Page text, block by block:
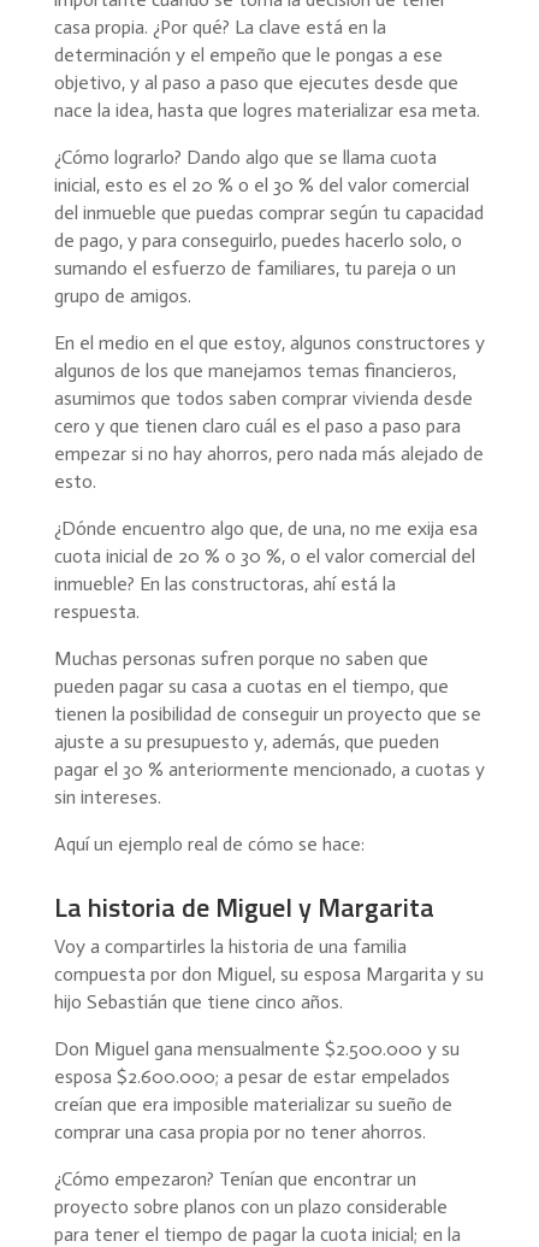
casa propia. ¿Por qué? La clave está en la
determinación y el empeño que le pongas a ese
objetivo, y al paso a paso que ejecutes desde que
nace la idea, hasta que logres materializar esa meta.
¿Cómo lograrlo? Dando algo que se llama cuota
inicial, esto es el 20 % o el 30 % del valor comercial
del inmueble que puedas comprar según tu capacidad
de pago, y para conseguirlo, puedes hacerlo solo, o
sumando el esfuerzo de familiares, tu pareja o un
grupo de amigos.
En el medio en el que estoy, algunos constructores y
algunos de los que manejamos temas financieros,
asumimos que todos saben comprar vivienda desde
cero y que tienen claro cuál es el paso a paso para
empezar si no hay ahorros, pero nada más alejado de
esto.
¿Dónde encuentro algo que, de una, no me exija esa
cuota inicial de 20 % o 30 %, o el valor comercial del
inmueble? En las constructoras, ahí está la
respuesta.
Muchas personas sufren porque no saben que
pueden pagar su casa a cuotas en el tiempo, que
tienen la posibilidad de conseguir un proyecto que se
ajuste a su presupuesto y, además, que pueden
pagar el 30 % anteriormente mencionado, a cuotas y
sin intereses.
Aquí un ejemplo real de cómo se hace:
La historia de Miguel y Margarita
Voy a compartirles la historia de una familia
compuesta por don Miguel, su esposa Margarita y su
hijo Sebastián que tiene cinco años.
Don Miguel gana mensualmente $2.500.000 y su
esposa $2.600.000; a pesar de estar empelados
creían que era imposible materializar su sueño de
comprar una casa propia por no tener ahorros.
¿Cómo empezaron? Tenían que encontrar un
proyecto sobre planos con un plazo considerable
para tener el tiempo de pagar la cuota inicial; en la